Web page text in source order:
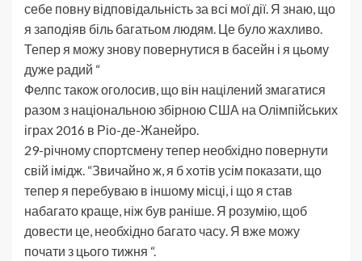
себе повну відповідальність за всі мої дії. Я знаю, що
я заподіяв біль багатьом людям. Це було жахливо.
Тепер я можу знову повернутися в басейн і я цьому
дуже радий “
Фелпс також оголосив, що він націлений змагатися
разом з національною збірною США на Олімпійських
іграх 2016 в Ріо-де-Жанейро.
29-річному спортсмену тепер необхідно повернути
свій імідж. “Звичайно ж, я б хотів усім показати, що
тепер я перебуваю в іншому місці, і що я став
набагато краще, ніж був раніше. Я розумію, щоб
довести це, необхідно багато часу. Я вже можу
почати з цього тижня “.